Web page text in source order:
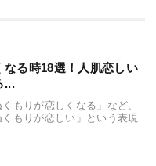
なる時18選！人肌恋しい
...
もりが恋しくなる」など、
もりが恋しい」という表現